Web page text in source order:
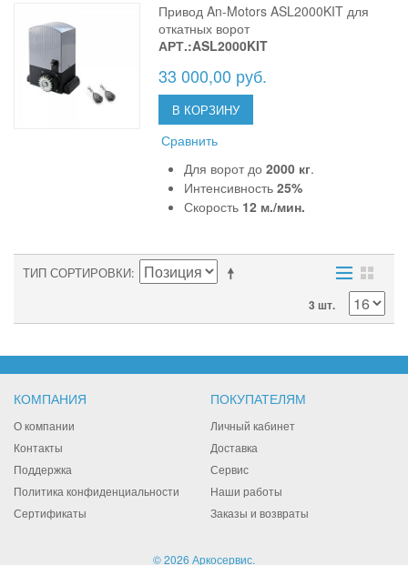
Привод An-Motors ASL2000KIT для
откатных ворот
АРТ.:ASL2000KIT
33 000,00 руб.
В КОРЗИНУ
Сравнить
Для ворот до2000 кг.
Интенсивность25%
Скорость 12 м./мин.
ТИП СОРТИРОВКИ
3 шт.
КОМПАНИЯ
О компании
Контакты
Поддержка
Политика конфиденциальности
Сертификаты
ПОКУПАТЕЛЯМ
Личный кабинет
Доставка
Сервис
Наши работы
Заказы и возвраты
© 2026 Аркосервис.